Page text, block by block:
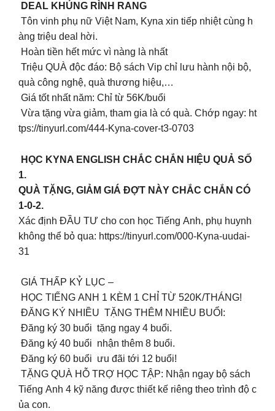
DEAL KHỦNG RÌNH RANG
Tôn vinh phụ nữ Việt Nam, Kyna xin tiếp nhiệt cùng h
àng triệu deal hời.
Hoàn tiền hết mức vì nàng là nhất
Triệu QUÀ độc đáo: Bộ sách Vip chỉ lưu hành nội bộ,
quà công nghệ, quà thương hiệu,…
Giá tốt nhất năm: Chỉ từ 56K/buổi
Vừa tặng vừa giảm, tham gia là có quà. Chớp ngay: ht
tps://tinyurl.com/444-Kyna-cover-t3-0703
HỌC KYNA ENGLISH CHẮC CHẮN HIỆU QUẢ SỐ
1.
QUÀ TẶNG, GIẢM GIÁ ĐỢT NÀY CHẮC CHẮN CÓ
1-0-2.
Xác định ĐẦU TƯ cho con học Tiếng Anh, phụ huynh
không thể bỏ qua: https://tinyurl.com/000-Kyna-uudai-
31
GIÁ THẤP KỶ LỤC –
HỌC TIẾNG ANH 1 KÈM 1 CHỈ TỪ 520K/THÁNG!
ĐĂNG KÝ NHIỀU TẶNG THÊM NHIỀU BUỔI:
Đăng ký 30 buổi tặng ngay 4 buổi.
Đăng ký 40 buổi nhận thêm 8 buổi.
Đăng ký 60 buổi ưu đãi tới 12 buổi!
TẶNG QUÀ HỖ TRỢ HỌC TẬP: Nhận ngay bộ sách
Tiếng Anh 4 kỹ năng được thiết kế riêng theo trình độ c
ủa con.